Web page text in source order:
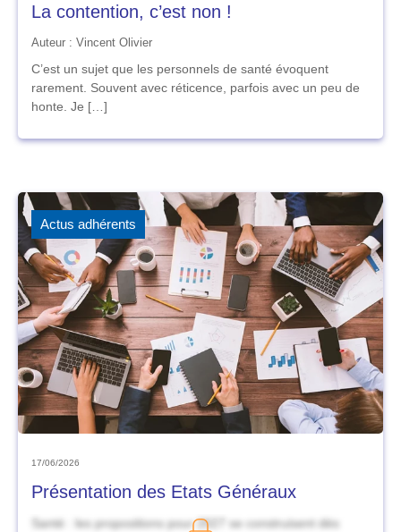
La contention, c’est non !
Auteur : Vincent Olivier
C’est un sujet que les personnels de santé évoquent
rarement. Souvent avec réticence, parfois avec un peu de
honte. Je […]
Actus adhérents
17/06/2026
Présentation des Etats Généraux
Santé : les propositions pour 2027 se construisent dès